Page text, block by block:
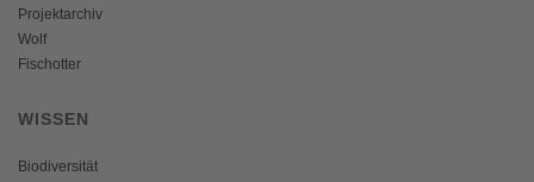
Projektarchiv
Wolf
Fischotter
WISSEN
Biodiversität